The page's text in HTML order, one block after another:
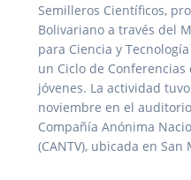
Semilleros Científicos,
Bolivariano a través del
para Ciencia y
un Ciclo de
jóvenes. La actividad
noviembre en el
Compañía Anónima
(CANTV), ubicada en San